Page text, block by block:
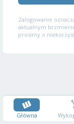
Zalogowanie
aktualnym
prosimy o
Główna